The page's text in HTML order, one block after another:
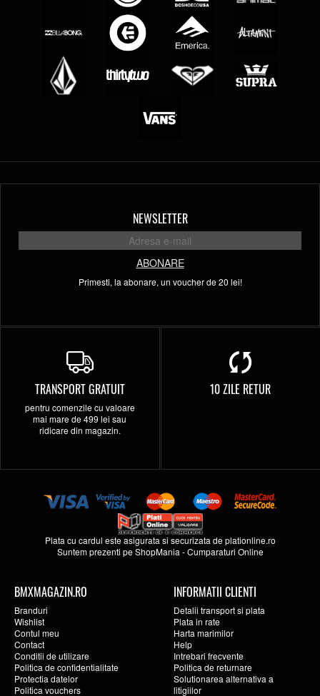
NEWSLETTER
ABONARE
Primesti, la abonare, un voucher de 20 lei!
TRANSPORT GRATUIT
pentru comenzile cu valoare
mai mare de 499 lei sau
ridicare din magazin.
10 ZILE RETUR
Plata cu cardul este asigurata si securizata deplationline.ro
Suntem prezenti peShopMania -Cumparaturi Online
BMXMAGAZIN.RO
Branduri
Wishlist
Contul meu
Contact
Conditii de utilizare
Politica de confidentialitate
Protectia datelor
Politica vouchers
INFORMATII CLIENTI
Detalii transport si plata
Plata in rate
Harta marimilor
Help
Intrebari frecvente
Politica de returnare
Solutionarea alternativa a
litigiilor